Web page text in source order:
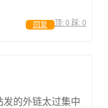
顶: 0 踩: 0
回复
的外链太过集中